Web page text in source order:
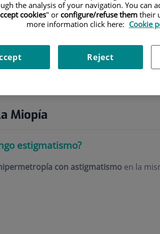
Miopía
estigmatismo?
con astigmatismoen la
the analysis of your navigation. You can
cookies" or configure/refuse themtheir
more information click here: Cookie
Reject